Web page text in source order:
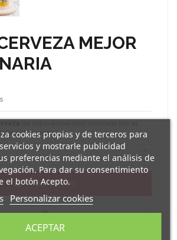
MEJOR
veterinaria".
Añadir al carrito
cookies propias y de terceros para
y mostrarle publicidad
preferencias mediante el análisis de
Para dar su consentimiento
el botón Acepto.
Personalizar cookies
ACEPTAR